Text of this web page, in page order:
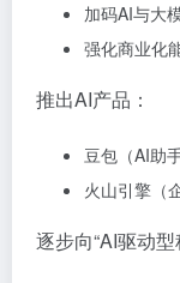
加码AI与大
强化商业化
推出AI产品：
豆包（AI助手
火山引擎（
逐步向“AI驱动型